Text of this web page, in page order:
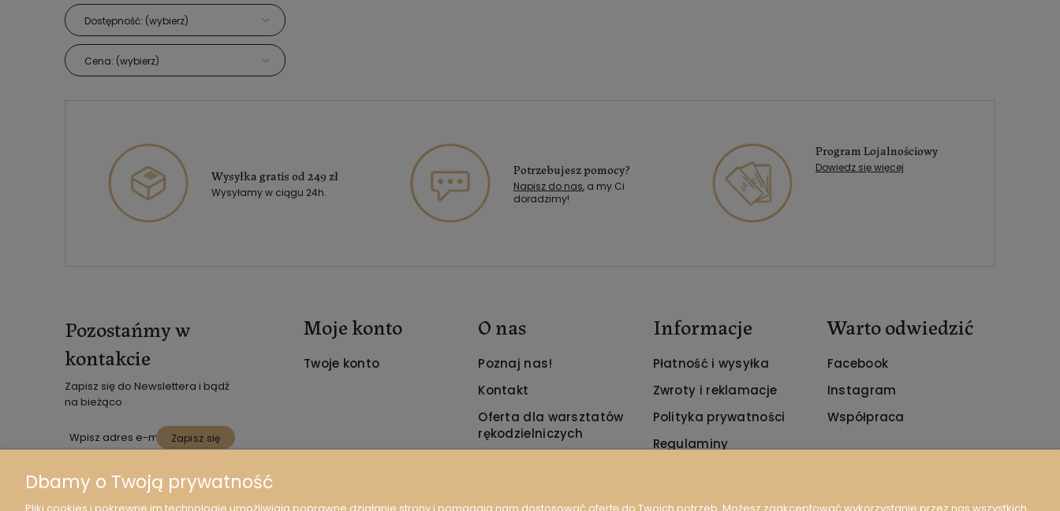
Dostępność: (wybierz)
Cena: (wybierz)
Wysyłka gratis od 249 zł
Wysyłamy w ciągu 24h.
Potrzebujesz pomocy?
Napisz do nas, a my Ci
doradzimy!
Program Lojalnościowy
Dowiedz się więcej
Pozostańmy w
kontakcie
Zapisz się do Newslettera i bądź
na bieżąco
Zapisz się
*Twoje Dane osobowe są
przetwarzane zgodnie z naszą
Polityką Prywatności.
Moje konto
Twoje konto
O nas
Poznaj nas!
Kontakt
Oferta dla warsztatów
rękodzielniczych
Informacje
Płatność i wysyłka
Zwroty i reklamacje
Polityka prywatności
Regulaminy
Warto odwiedzić
Facebook
Instagram
Współpraca
Dbamy o Twoją prywatność